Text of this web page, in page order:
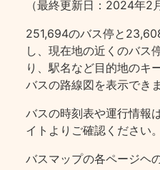
（最終更新日：2024年2
251,694のバス停と
し、現在地の近くのバス
り、駅名など目的地のキ
バスの路線図を表示できま
バスの時刻表や運行情報
イトよりご確認ください。
バスマップの各ページヘ